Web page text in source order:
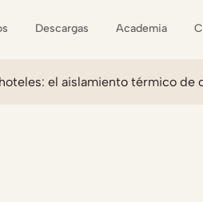
Descargas Academia
el aislamiento térmico de